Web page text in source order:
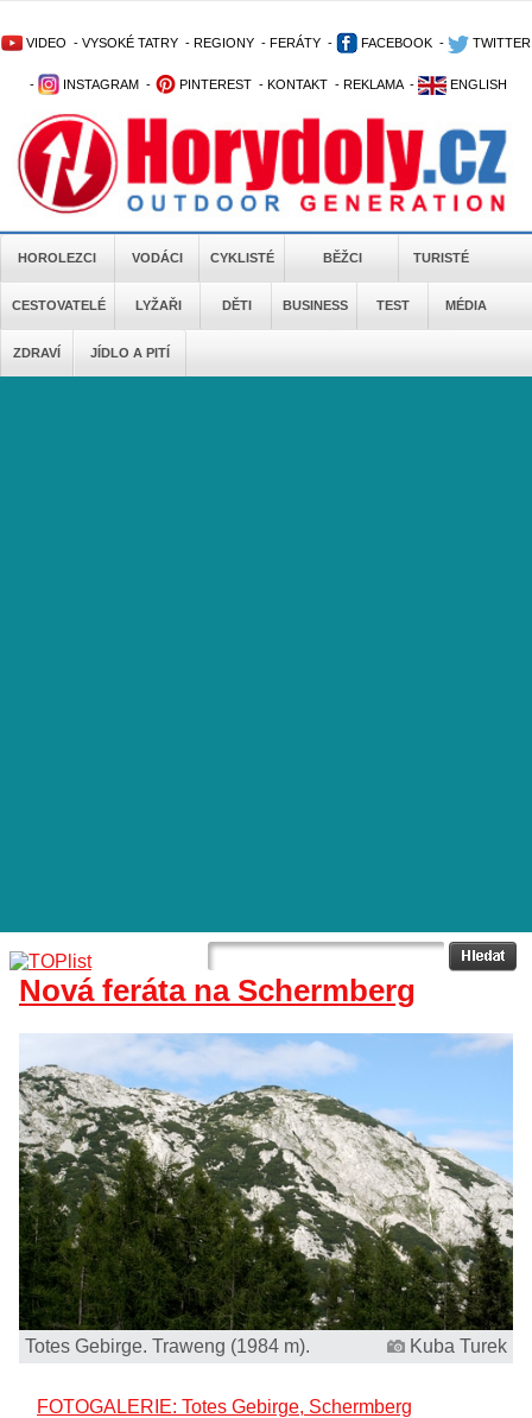
VIDEO - VYSOKÉ TATRY - REGIONY - FERÁTY - FACEBOOK - TWITTER
- INSTAGRAM - PINTEREST - KONTAKT - REKLAMA - ENGLISH
HOROLEZCI VODÁCI CYKLISTÉ BĚŽCI TURISTÉ
CESTOVATELÉ LYŽAŘI DĚTI BUSINESS TEST MÉDIA
ZDRAVÍ JÍDLO A PITÍ
Nová feráta na Schermberg
Totes Gebirge. Traweng (1984 m). Kuba Turek
FOTOGALERIE: Totes Gebirge, Schermberg